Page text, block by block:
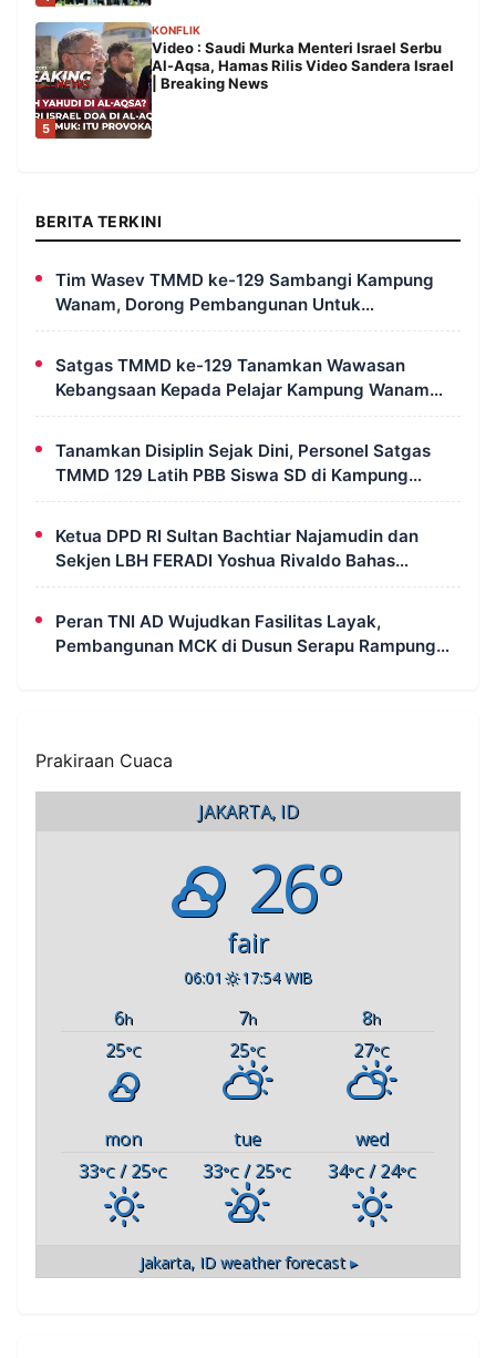
5
KONFLIK
Video : Saudi Murka Menteri Israel Serbu
Al-Aqsa, Hamas Rilis Video Sandera Israel
| Breaking News
BERITA TERKINI
Tim Wasev TMMD ke-129 Sambangi Kampung
Wanam, Dorong Pembangunan Untuk
Kesejahteraan Masyarakat
Satgas TMMD ke-129 Tanamkan Wawasan
Kebangsaan Kepada Pelajar Kampung Wanam
Merauke
Tanamkan Disiplin Sejak Dini, Personel Satgas
TMMD 129 Latih PBB Siswa SD di Kampung
Wanam
Ketua DPD RI Sultan Bachtiar Najamudin dan
Sekjen LBH FERADI Yoshua Rivaldo Bahas
Geopolitik dan Supremasi Hukum
Peran TNI AD Wujudkan Fasilitas Layak,
Pembangunan MCK di Dusun Serapu Rampung
Prakiraan Cuaca
JAKARTA, ID
26°
fair
06:01 17:54 WIB
6h 7h 8h
25°C 25°C 27°C
mon tue
wed
33°C / 25°C 33°C / 25°C 34°C/ 24°C
Jakarta, IDweather forecast ▸